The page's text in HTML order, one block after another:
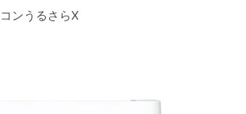
ンうるさらX